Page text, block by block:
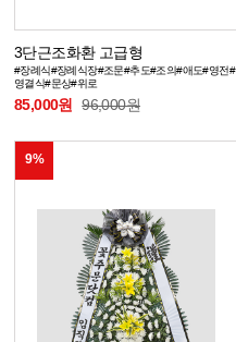
3단근조화환 고급형
#장례식#장례식장#조문#추도#조의#애도#영전#
영결식#문상#위로
85,000원 96,000원
9%